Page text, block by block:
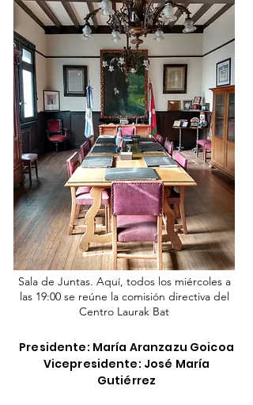
Sala de Juntas. Aquí, todos los miércoles a
las 19:00 se reúne la comisión directiva del
Centro Laurak Bat
Presidente: María Aranzazu Goicoa
Vicepresidente: José María
Gutiérrez